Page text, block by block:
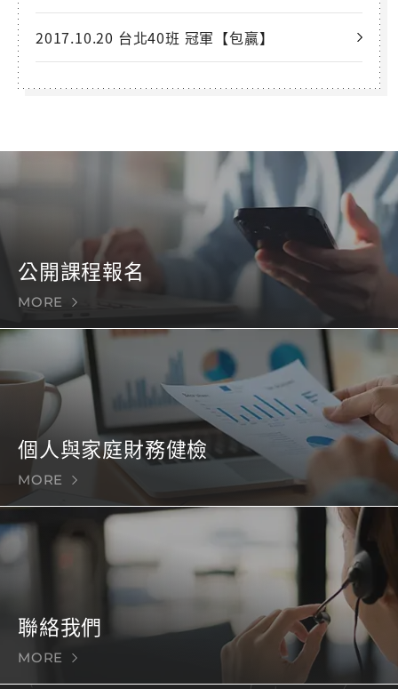
2017.10.20 台北40班 冠軍【包贏】
公開課程報名
MORE
個人與家庭財務健檢
MORE
聯絡我們
MORE